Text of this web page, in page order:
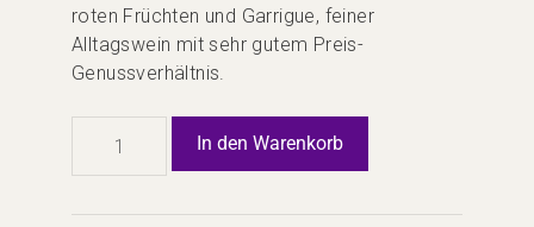
roten Früchten und Garrigue, feiner
Alltagswein mit sehr gutem Preis-
Genussverhältnis.
Valambelle
Faugères
In den Warenkorb